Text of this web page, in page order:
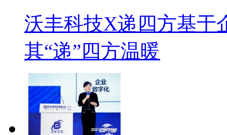
沃丰科技X递四方基于
其“递”四方温暖